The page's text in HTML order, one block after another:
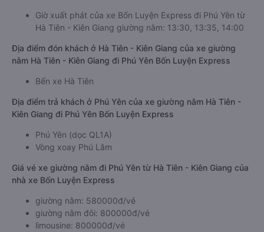
Giờ xuất phát của xe Bốn Luyện Express đi Phú Yên từ
Hà Tiên - Kiên Giang giường nằm: 13:30, 13:35, 14:00
Địa điểm đón khách ở Hà Tiên - Kiên Giang của xe giường
nằm Hà Tiên - Kiên Giang đi Phú Yên Bốn Luyện Express
Bến xe Hà Tiên
Địa điểm trả khách ở Phú Yên của xe giường nằm Hà Tiên -
Kiên Giang đi Phú Yên Bốn Luyện Express
Phú Yên (dọc QL1A)
Vòng xoay Phú Lâm
Giá vé xe giường nằm đi Phú Yên từ Hà Tiên - Kiên Giang của
nhà xe Bốn Luyện Express
giường nằm: 580000đ/vé
giường nằm đôi: 800000đ/vé
limousine: 800000đ/vé